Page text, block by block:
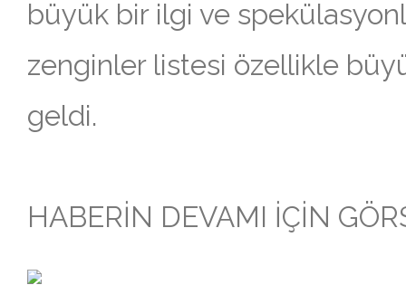
büyük bir ilgi ve
zenginler listesi özellikle
geldi.
HABERİN DEVAMI İÇİN